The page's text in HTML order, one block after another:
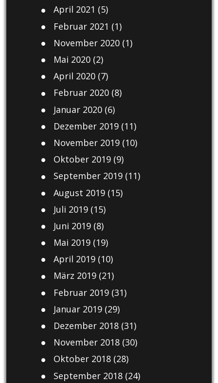
April 2021 (5)
Februar 2021 (1)
November 2020(1)
Mai 2020(2)
April 2020(7)
Februar 2020(8)
Januar 2020(6)
Dezember 2019(11)
November 2019(10)
Oktober 2019(9)
September 2019(11)
August 2019(15)
Juli 2019(15)
Juni 2019(8)
Mai 2019(19)
April 2019(10)
März 2019(21)
Februar 2019(31)
Januar 2019(29)
Dezember 2018(31)
November 2018(30)
Oktober 2018(28)
September 2018(24)